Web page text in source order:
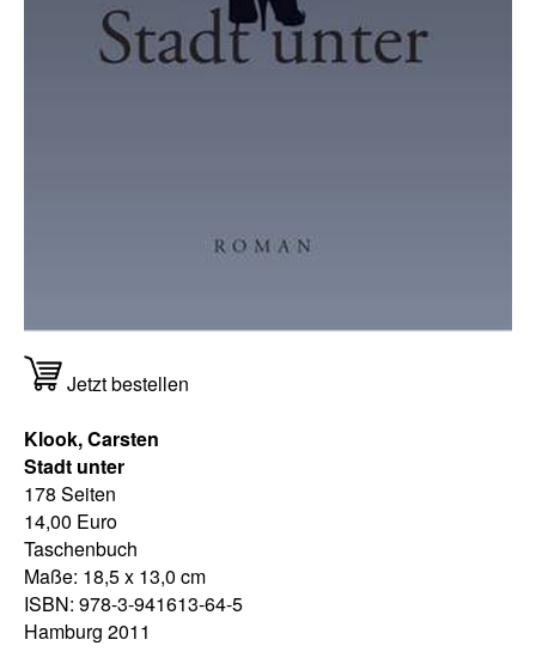
Jetzt bestellen
Klook, Carsten
Stadt unter
178 Seiten
14,00 Euro
Taschenbuch
Maße: 18,5 x 13,0 cm
ISBN: 978-3-941613-64-5
Hamburg 2011